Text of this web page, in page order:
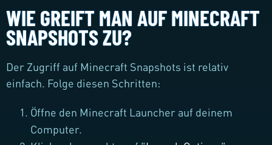
WIE GREIFT MAN AUF MINECRAFT
SNAPSHOTS ZU?
Der Zugriff auf Minecraft Snapshots ist relativ
einfach. Folge diesen Schritten:
Öffne den Minecraft Launcher auf deinem
Computer.